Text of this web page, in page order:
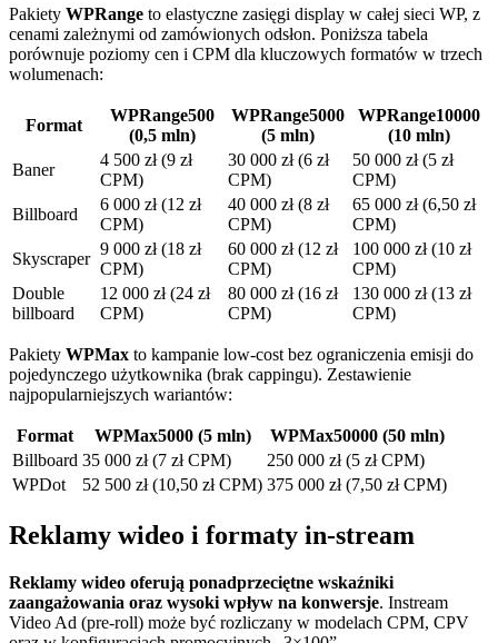
Pakiety WPRange to elastyczne zasięgi display w całej sieci WP, z
cenami zależnymi od zamówionych odsłon. Poniższa tabela
porównuje poziomy cen i CPM dla kluczowych formatów w trzech
wolumenach:
Format
WPRange500
(0,5 mln)
WPRange5000
(5 mln)
WPRange10000
(10 mln)
Baner
4 500 zł (9 zł
CPM)
30 000 zł (6 zł
CPM)
50 000 zł (5 zł
CPM)
Billboard
6 000 zł (12 zł
CPM)
40 000 zł (8 zł
CPM)
65 000 zł (6,50 zł
CPM)
Skyscraper
9 000 zł (18 zł
CPM)
60 000 zł (12 zł
CPM)
100 000 zł (10 zł
CPM)
Double
billboard
12 000 zł (24 zł
CPM)
80 000 zł (16 zł
CPM)
130 000 zł (13 zł
CPM)
Pakiety WPMax to kampanie low‑cost bez ograniczenia emisji do
pojedynczego użytkownika (brak cappingu). Zestawienie
najpopularniejszych wariantów:
Format WPMax5000 (5 mln)
WPMax50000 (50 mln)
Billboard 35 000 zł (7 zł CPM)
250 000 zł (5 zł CPM)
WPDot
52 500 zł (10,50 zł CPM) 375 000 zł (7,50 zł CPM)
Reklamy wideo i formaty in‑stream
Reklamy wideo oferują ponadprzeciętne wskaźniki
zaangażowania oraz wysoki wpływ na konwersje. Instream
Video Ad (pre‑roll) może być rozliczany w modelach CPM, CPV